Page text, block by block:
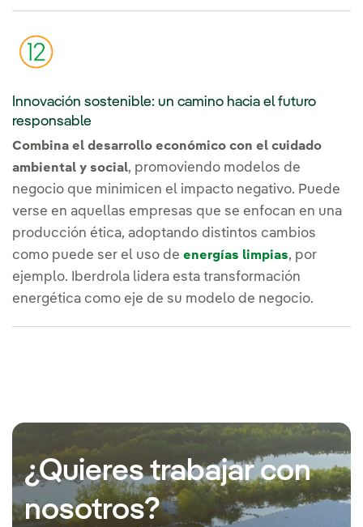
Innovación sostenible: un camino hacia el futuro
responsable
Combina el desarrollo económico con el cuidado
ambiental y social, promoviendo modelos de
negocio que minimicen el impacto negativo. Puede
verse en aquellas empresas que se enfocan en una
producción ética, adoptando distintos cambios
como puede ser el uso de energías limpias, por
ejemplo. Iberdrola lidera esta transformación
energética como eje de su modelo de negocio.
¿Quieres trabajar con
nosotros?